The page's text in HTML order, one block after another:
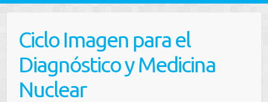
contenidoCiclo Imagen para el
Diagnóstico y Medicina
Nuclear